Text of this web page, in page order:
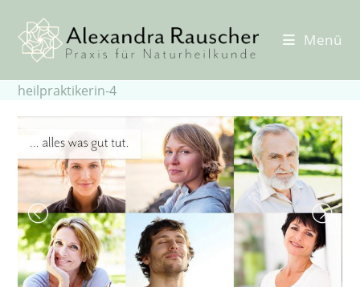
Inhalt
springen
Menü
heilpraktikerin-4